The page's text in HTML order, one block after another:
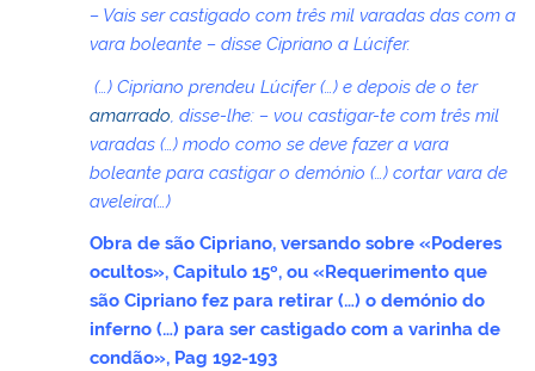
– Vais ser castigado com três mil varadas das com a
vara boleante – disse Cipriano a Lúcifer.
(…) Cipriano prendeu Lúcifer (…) e depois de o ter
amarrado, disse-lhe: – vou castigar-te com três mil
varadas (…) modo como se deve fazer a vara
boleante para castigar o demónio (…) cortar vara de
aveleira(…)
Obra de são Cipriano, versando sobre «Poderes
ocultos», Capitulo 15º, ou «Requerimento que
são Cipriano fez para retirar (…) o demónio do
inferno (…) para ser castigado com a varinha de
condão», Pag 192-193